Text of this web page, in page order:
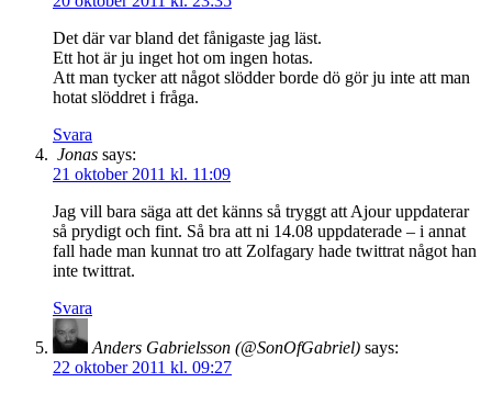
Det där var bland det fånigaste jag läst.
Ett hot är ju inget hot om ingen hotas.
Att man tycker att något slödder borde dö gör ju inte att man
hotat slöddret i fråga.
Svara
Jonas says:
21 oktober 2011 kl. 11:09
Jag vill bara säga att det känns så tryggt att Ajour uppdaterar
så prydigt och fint. Så bra att ni 14.08 uppdaterade – i annat
fall hade man kunnat tro att Zolfagary hade twittrat något han
inte twittrat.
Svara
Anders Gabrielsson (@SonOfGabriel) says:
22 oktober 2011 kl. 09:27